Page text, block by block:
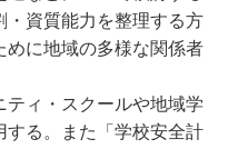
・資質能力を整理する方
めに地域の多様な関係者
ィ・スクールや地域学
する。また「学校安全計